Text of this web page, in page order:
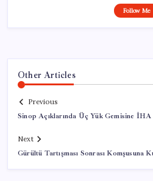
Follow Me
Other Articles
Previous
Sinop Açıklarında Üç Yük Gemisine İHA
Next
Gürültü Tartışması Sonrası Komşusuna